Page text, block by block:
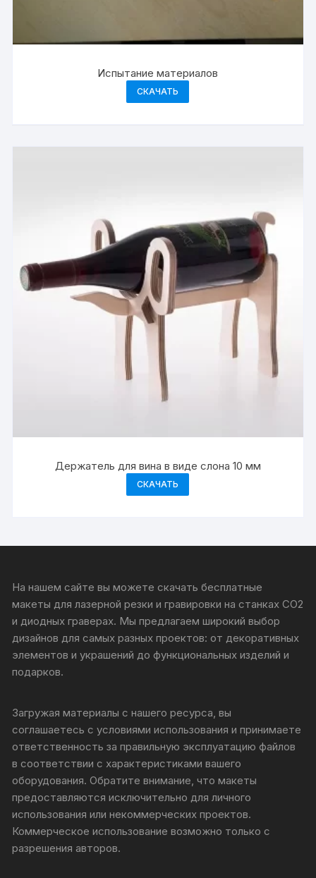
Испытание материалов
СКАЧАТЬ
Держатель для вина в виде слона 10 мм
СКАЧАТЬ
На нашем сайте вы можете скачать бесплатные
макеты для лазерной резки и гравировки на станках CO2
и диодных граверах. Мы предлагаем широкий выбор
дизайнов для самых разных проектов: от декоративных
элементов и украшений до функциональных изделий и
подарков.
Загружая материалы с нашего ресурса, вы
соглашаетесь с условиями использования и принимаете
ответственность за правильную эксплуатацию файлов
в соответствии с характеристиками вашего
оборудования. Обратите внимание, что макеты
предоставляются исключительно для личного
использования или некоммерческих проектов.
Коммерческое использование возможно только с
разрешения авторов.